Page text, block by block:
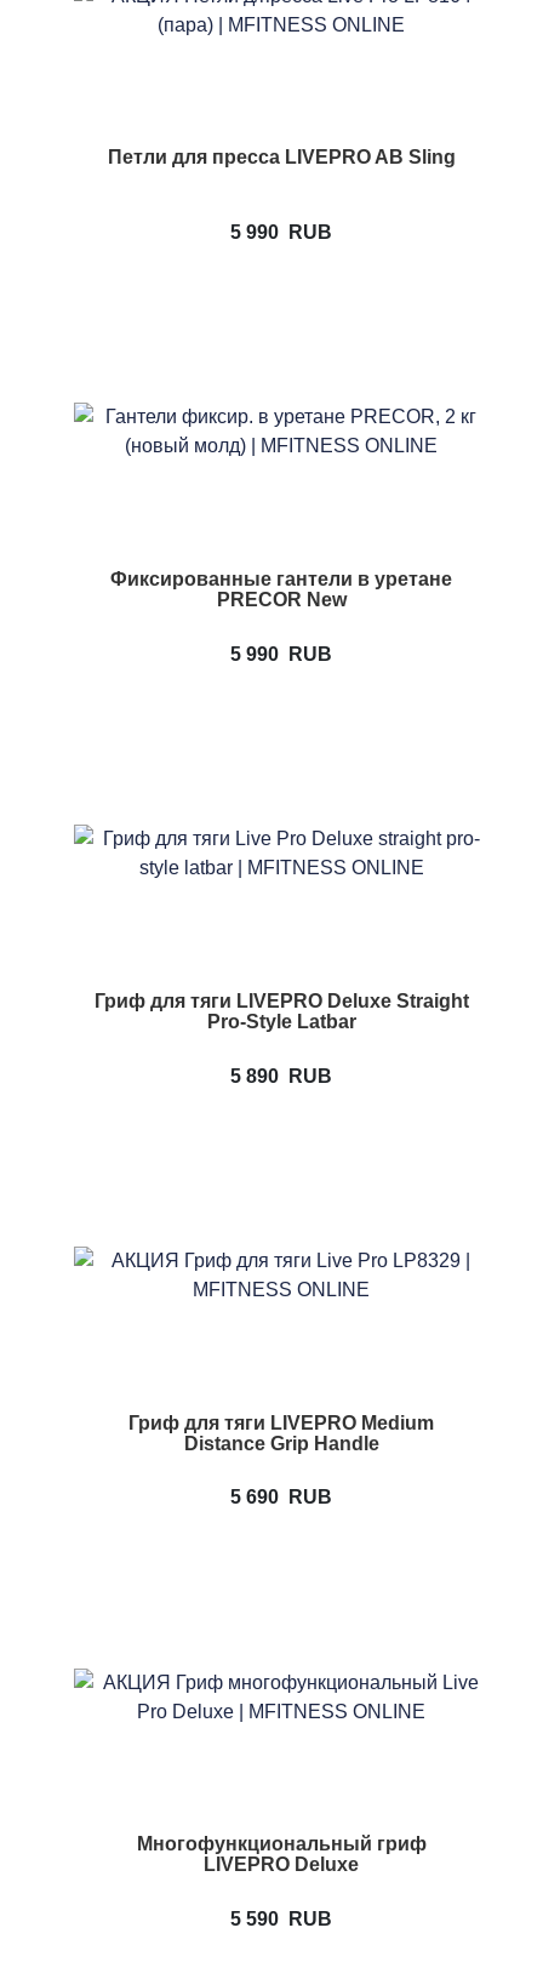
Петли для пресса LIVEPRO AB Sling
5 990 RUB
Фиксированные гантели в уретане
PRECOR New
5 990 RUB
Гриф для тяги LIVEPRO Deluxe Straight
Pro-Style Latbar
5 890 RUB
Гриф для тяги LIVEPRO Medium
Distance Grip Handle
5 690 RUB
Многофункциональный гриф
LIVEPRO Deluxe
5 590 RUB